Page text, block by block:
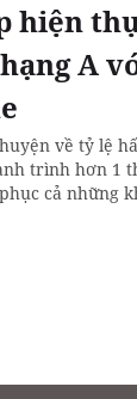
hiện
A
về tỷ lệ
trình hơn 1
cả những